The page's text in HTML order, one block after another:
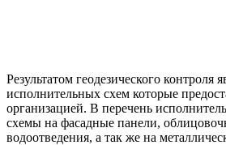
Результатом геодезического контроля
исполнительных схем которые
организацией. В перечень
схемы на фасадные панели,
водоотведения, а так же на